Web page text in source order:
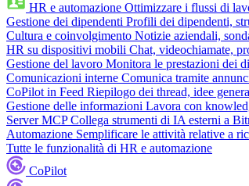
HR e automazione Ottimizzare i flussi di
Gestione dei dipendenti Profili dei dipendenti,
Cultura e coinvolgimento Notizie aziendali,
HR su dispositivi mobili Chat, videochiamate,
Gestione del lavoro Monitora le prestazioni dei
Comunicazioni interne Comunica tramite
CoPilot in Feed Riepilogo dei thread, idee
Gestione delle informazioni Lavora con
Server MCP Collega strumenti di IA esterni a
Automazione Semplificare le attività relative a
Tutte le funzionalità di HR e automazione
CoPilot